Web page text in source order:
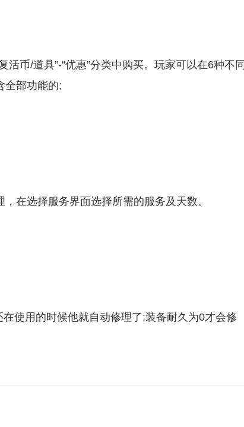
活币/道具”-“优惠”分类中购买。玩家可以在6种不同
全部功能的;
在选择服务界面选择所需的服务及天数。
使用的时候他就自动修理了;装备耐久为0才会修